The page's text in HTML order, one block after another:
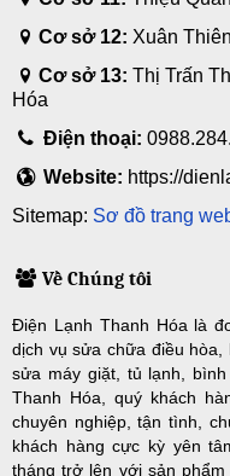
Cơ sở 12: Xuân
Cơ sở 13: Thị Trấn
Hóa
Điện thoại:
Website: https://
Sitemap: Sơ đồ trang
Về Chúng tôi
Điện Lạnh Thanh Hóa là
dịch vụ sửa chữa điều hòa,
sửa máy giặt, tủ lạnh,
Thanh Hóa, quý khách
chuyên nghiệp, tận tình,
khách hàng cực kỳ yên
tháng trở lên với sản